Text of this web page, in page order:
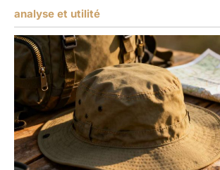
analyse et utilité